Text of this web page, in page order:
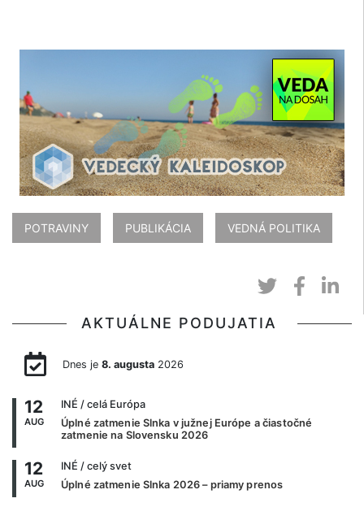
POTRAVINY PUBLIKÁCIA VEDNÁ POLITIKA
AKTUÁLNE PODUJATIA
Dnes je 8. augusta2026
12
AUG
INÉ / celá Európa
Úplné zatmenie Slnka v južnej Európe a čiastočné
zatmenie na Slovensku 2026
12
AUG
INÉ / celý svet
Úplné zatmenie Slnka 2026 – priamy prenos